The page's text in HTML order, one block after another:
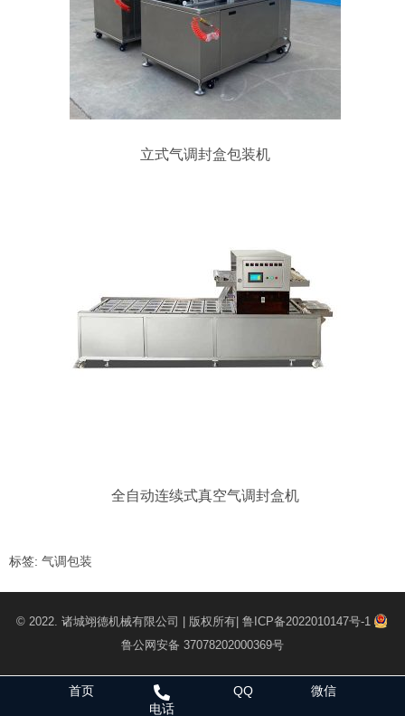
立式气调封盒包装机
全自动连续式真空气调封盒机
标签: 气调包装
© 2022. 诸城翊德机械有限公司 | 版权所有| 鲁ICP备2022010147号-1
鲁公网安备 37078202000369号
首页
电话
QQ 微信